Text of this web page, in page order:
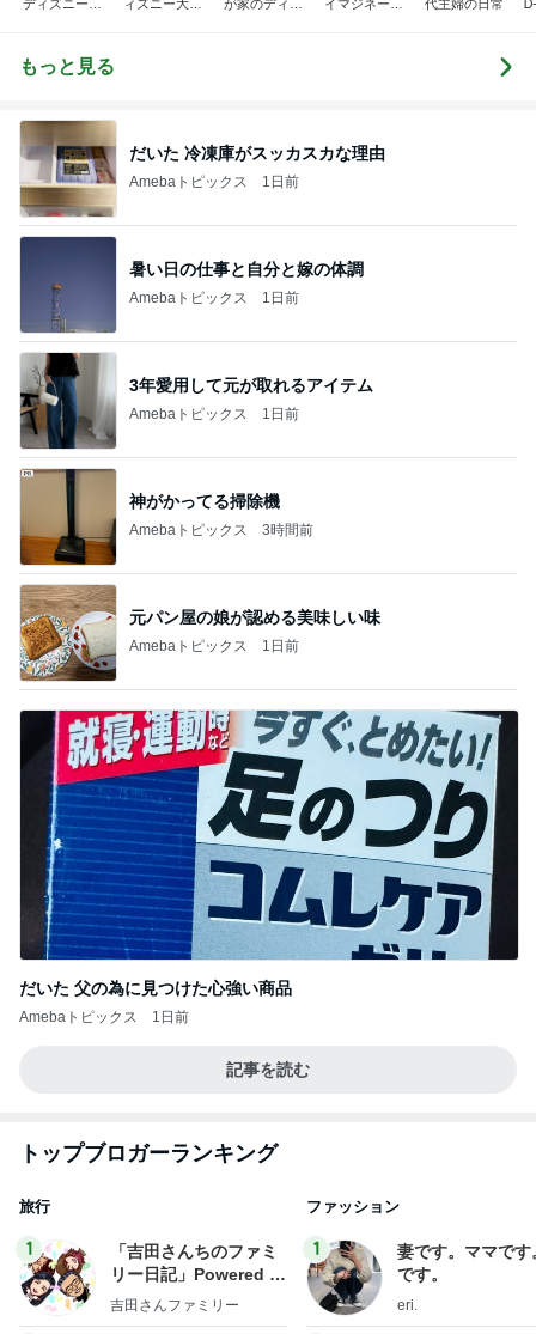
ディズニー風
ィズニー大好
が家のディズ
イマジネーシ
代主婦の日常
もっと見る
だいた 冷凍庫がスッカスカな理由
Amebaトピックス 1日前
暑い日の仕事と自分と嫁の体調
Amebaトピックス 1日前
3年愛用して元が取れるアイテム
Amebaトピックス 1日前
神がかってる掃除機
Amebaトピックス 3時間前
元パン屋の娘が認める美味しい味
Amebaトピックス 1日前
だいた 父の為に見つけた心強い商品
Amebaトピックス 1日前
記事を読む
トップブロガーランキング
旅行
1
「吉田さんちのファミ
リー日記」Powered b
y Ameba 吉田さんファ
吉田さんファミリー
ファッション
1
妻です。ママです
です。
eri.